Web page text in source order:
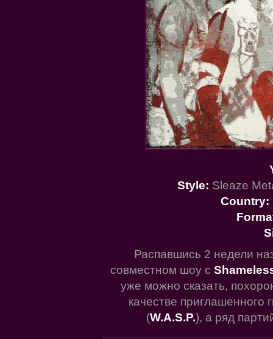
Style: Sleaze
Country:
Распавшись 2 недели
совместном шоу с
уже можно сказать,
качестве приглашенного
(W.A.S.P.), а ряд